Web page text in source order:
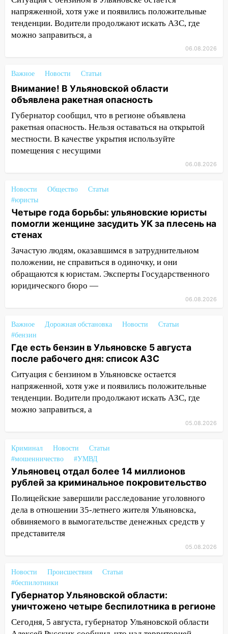
06:00 Четыре года борьбы: ульяновские
юристы помогли женщине засудить УК
за плесень на стенах
прибыль, а кому — испытания на
05.08.2026
22:58 Соцсети: на проспекте Тюленева
ДТП с мотоциклистом
20:22 Мошенники обманули 92-летнюю
жительницу Ульяновской области
подвез троих незнакомцев на трассе и
заработал уголовное дело
18:14 Прогноз погоды на 6 августа в
Ульяновской области
экстрим: в Ульяновске пройдет
большой фестиваль «Наше время»
17:30 Где есть бензин в Ульяновске 5
августа после рабочего дня: список АЗС
Ульяновске задержали 19-летнюю
сообщницу мошенников
16:12 Едва не перерезал горло: в
Вешкайме посиделки с судимым
знакомым закончились для женщины
больницей
16:06
18-летняя девушка без прав
перевернулась на мопеде и попала в
15:59
Ульяновец отдал более 14
миллионов рублей за криминальное
покровительство
15:32
На «кольце» кроссовер сбил 18-
летнего мопедиста
15:00 В Ульяновске после тройного ДТП
госпитализировали 25-летнего байкера
14:08 Пешеход переходил по «зебре»:
подробности серьезной аварии на
Фруктовой
13:30 В Димитровграде на улице
напряженной, хотя уже и появились положительные
тенденции. Водители продолжают искать АЗС, где
можно заправиться, а
06.08.2026
Важное Новости Статьи
Внимание! В Ульяновской области
объявлена ракетная опасность
Губернатор сообщил, что в регионе объявлена
ракетная опасность. Нельзя оставаться на открытой
местности. В качестве укрытия используйте
помещения с несущими
06.08.2026
Новости Общество
Статьи
#юристы
Четыре года борьбы: ульяновские юристы
помогли женщине засудить УК за плесень на
стенах
Зачастую людям, оказавшимся в затруднительном
положении, не справиться в одиночку, и они
обращаются к юристам. Эксперты Государственного
юридического бюро —
06.08.2026
Важное Дорожная обстановка Новости
Статьи
#бензин
Где есть бензин в Ульяновске 5 августа
после рабочего дня: список АЗС
Ситуация с бензином в Ульяновске остается
напряженной, хотя уже и появились положительные
тенденции. Водители продолжают искать АЗС, где
можно заправиться, а
05.08.2026
Криминал Новости
Статьи
#мошенничество
#УМВД
Ульяновец отдал более 14 миллионов
рублей за криминальное покровительство
Полицейские завершили расследование уголовного
дела в отношении 35-летнего жителя Ульяновска,
обвиняемого в вымогательстве денежных средств у
представителя
05.08.2026
Новости Происшествия
Статьи
#беспилотники
Губернатор Ульяновской области:
уничтожено четыре беспилотника в регионе
Сегодня, 5 августа, губернатор Ульяновской области